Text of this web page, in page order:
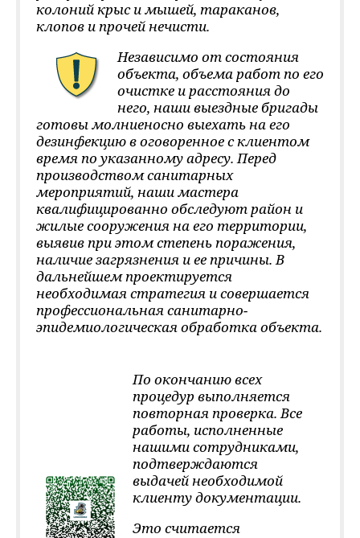
колоний крыс и мышей, тараканов,
клопов и прочей нечисти.
Независимо от состояния
объекта, объема работ по его
очистке и расстояния до
него, наши выездные бригады
готовы молниеносно выехать на его
дезинфекцию в оговоренное с клиентом
время по указанному адресу. Перед
производством санитарных
мероприятий, наши мастера
квалифицированно обследуют район и
жилые сооружения на его территории,
выявив при этом степень поражения,
наличие загрязнения и ее причины. В
дальнейшем проектируется
необходимая стратегия и совершается
профессиональная санитарно-
эпидемиологическая обработка объекта.
По окончанию всех
процедур выполняется
повторная проверка. Все
работы, исполненные
нашими сотрудниками,
подтверждаются
выдачей необходимой
клиенту документации.
Это считается